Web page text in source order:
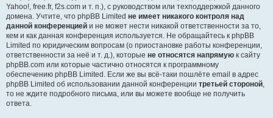
Yahoo!, free.fr, f2s.com и т. п.), с руководством или техподдержкой данного
домена. Учтите, что phpBB Limited не имеет никакого контроля над
данной конференцией и не может нести никакой ответственности за то,
кем и как данная конференция используется. Не обращайтесь к phpBB
Limited по юридическим вопросам (о приостановке работы конференции,
ответственности за неё и т. д.), которые не относятся напрямую к сайту
phpBB.com или которые частично относятся к программному
обеспечению phpBB Limited. Если же вы всё-таки пошлёте email в адрес
phpBB Limited об использовании данной конференции третьей стороной,
то не ждите подробного письма, или вы можете вообще не получить
ответа.